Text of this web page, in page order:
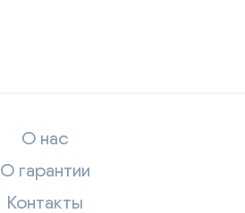
О нас
О гарантии
Контакты